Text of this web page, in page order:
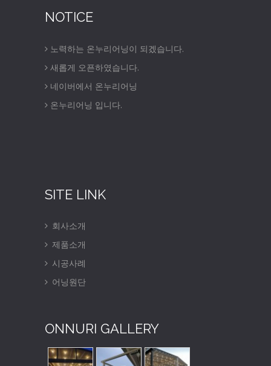
NOTICE
노력하는 온누리어닝이 되겠습니다.
새롭게 오픈하였습니다.
네이버에서 온누리어닝
온누리어닝 입니다.
SITE LINK
회사소개
제품소개
시공사례
어닝원단
ONNURI GALLERY